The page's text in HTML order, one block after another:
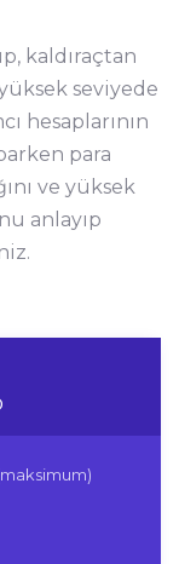
kaldıraçtan
seviyede
hesaplarının
para
ve yüksek
anlayıp